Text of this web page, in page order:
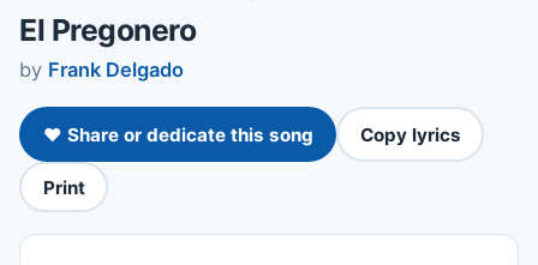
El Pregonero
by Frank Delgado
❤️ Share or dedicate this song Copy lyrics
Print